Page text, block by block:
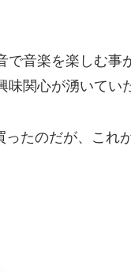
音楽を楽しむ事
味関心が湧いてい
ったのだが、これ